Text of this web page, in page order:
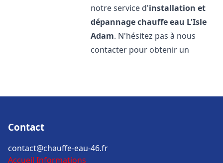
notre service d'installation et
dépannage chauffe eau L'Isle
Adam. N'hésitez pas à nous
contacter pour obtenir un
Contact
contact@chauffe-eau-46.fr
Accueil Informations